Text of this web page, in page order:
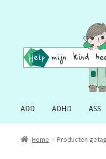
naar
navigatie
de
inhoud
ADD ADHD ASS
Home Producten